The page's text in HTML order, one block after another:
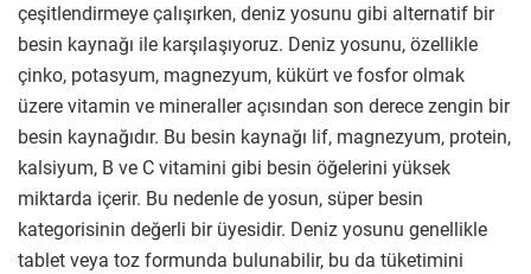
çeşitlendirmeye çalışırken, deniz yosunu gibi alternatif bir
besin kaynağı ile karşılaşıyoruz. Deniz yosunu, özellikle
çinko, potasyum, magnezyum, kükürt ve fosfor olmak
üzere vitamin ve mineraller açısından son derece zengin bir
besin kaynağıdır. Bu besin kaynağı lif, magnezyum, protein,
kalsiyum, B ve C vitamini gibi besin öğelerini yüksek
miktarda içerir. Bu nedenle de yosun, süper besin
kategorisinin değerli bir üyesidir. Deniz yosunu genellikle
tablet veya toz formunda bulunabilir, bu da tüketimini